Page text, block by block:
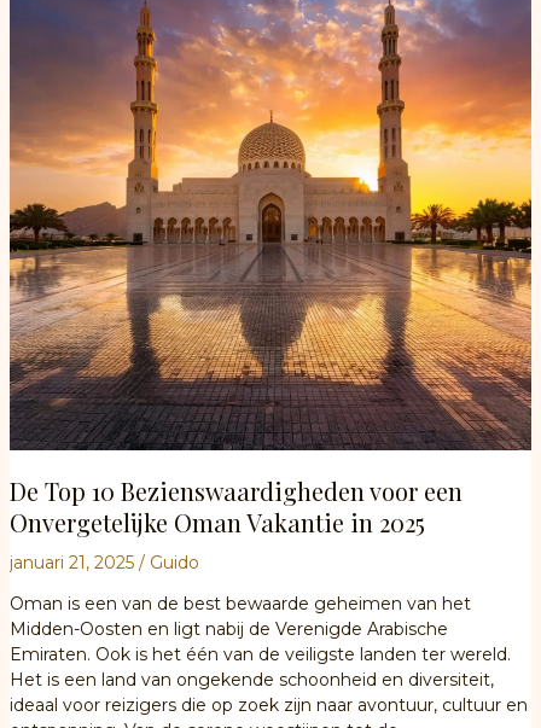
De Top 10 Bezienswaardigheden voor een
Onvergetelijke Oman Vakantie in 2025
januari 21, 2025 / Guido
Oman is een van de best bewaarde geheimen van het
Midden-Oosten en ligt nabij de Verenigde Arabische
Emiraten. Ook is het één van de veiligste landen ter wereld.
Het is een land van ongekende schoonheid en diversiteit,
ideaal voor reizigers die op zoek zijn naar avontuur, cultuur en